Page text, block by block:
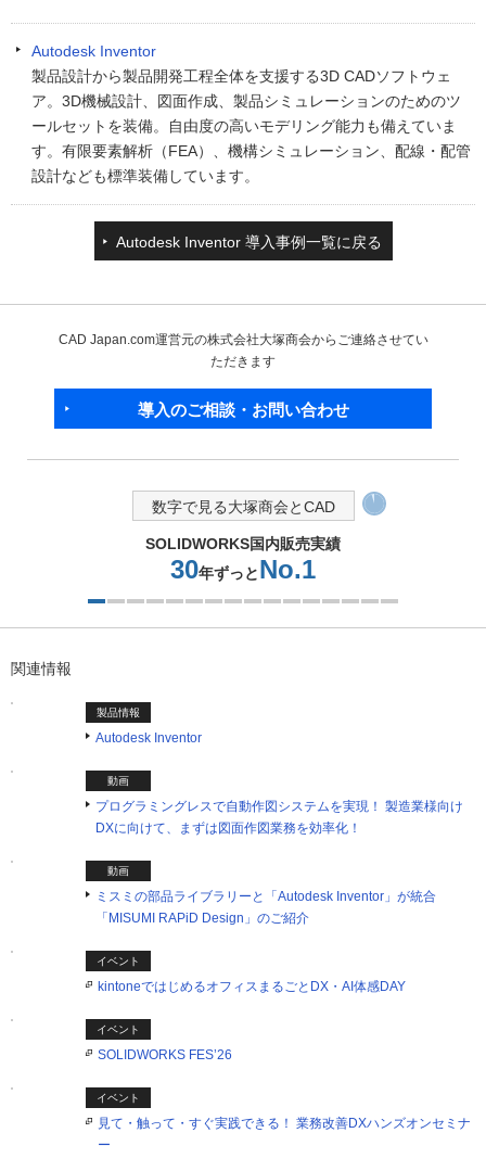
Autodesk Inventor
製品設計から製品開発工程全体を支援する3D CADソフトウェ
ア。3D機械設計、図面作成、製品シミュレーションのためのツ
ールセットを装備。自由度の高いモデリング能力も備えていま
す。有限要素解析（FEA）、機構シミュレーション、配線・配管
設計なども標準装備しています。
Autodesk Inventor 導入事例一覧に戻る
CAD Japan.com運営元の株式会社大塚商会からご連絡させてい
ただきます
導入のご相談・お問い合わせ
数字で見る大塚商会とCAD
SOLIDWORKS世界取引額16回No.1
2つ目を表示中
Autodesk Inventor
プログラミングレスで自動作図システムを実現！ 製造業様向け
DXに向けて、まずは図面作図業務を効率化！
ミスミの部品ライブラリーと「Autodesk Inventor」が統合
「MISUMI RAPiD Design」のご紹介
kintoneではじめるオフィスまるごとDX・AI体感DAY
SOLIDWORKS FES’26
見て・触って・すぐ実践できる！ 業務改善DXハンズオンセミナ
ー